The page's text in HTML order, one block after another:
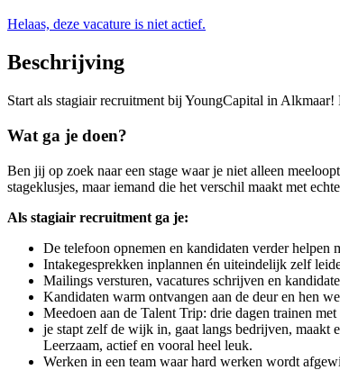
Helaas, deze vacature is niet actief.
Beschrijving
Start als stagiair recruitment bij YoungCapital in
Wat ga je doen?
Ben jij op zoek naar een stage waar je niet alleen
stageklusjes, maar iemand die het verschil maakt met
Als stagiair recruitment ga je:
De telefoon opnemen en kandidaten verder helpen
Intakegesprekken inplannen én uiteindelijk zelf
Mailings versturen, vacatures schrijven en
Kandidaten warm ontvangen aan de deur en hen
Meedoen aan de Talent Trip: drie dagen trainen
je stapt zelf de wijk in, gaat langs bedrijven, maakt
Leerzaam, actief en vooral heel leuk.
Werken in een team waar hard werken wordt